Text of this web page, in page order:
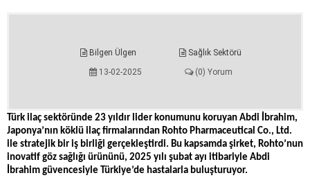
Bilgen Ülgen
Sağlık Sektörü
13-02-2025
(0) Yorum
Türk ilaç sektöründe 23 yıldır lider konumunu koruyan Abdi İbrahim,
Japonya’nın köklü ilaç firmalarından Rohto Pharmaceutical Co., Ltd.
ile stratejik bir iş birliği gerçekleştirdi. Bu kapsamda şirket, Rohto’nun
inovatif göz sağlığı ürününü, 2025 yılı şubat ayı itibariyle Abdi
İbrahim güvencesiyle Türkiye’de hastalarla buluşturuyor.